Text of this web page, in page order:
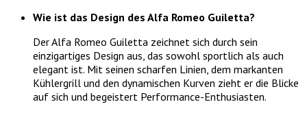
Wie ist das Design des Alfa Romeo Guiletta?
Der Alfa Romeo Guiletta zeichnet sich durch sein
einzigartiges Design aus, das sowohl sportlich als auch
elegant ist. Mit seinen scharfen Linien, dem markanten
Kühlergrill und den dynamischen Kurven zieht er die Blicke
auf sich und begeistert Performance-Enthusiasten.